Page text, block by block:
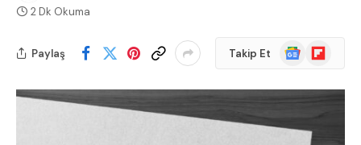
2 Dk Okuma
Paylaş Takip Et
Google
News
Flipboard